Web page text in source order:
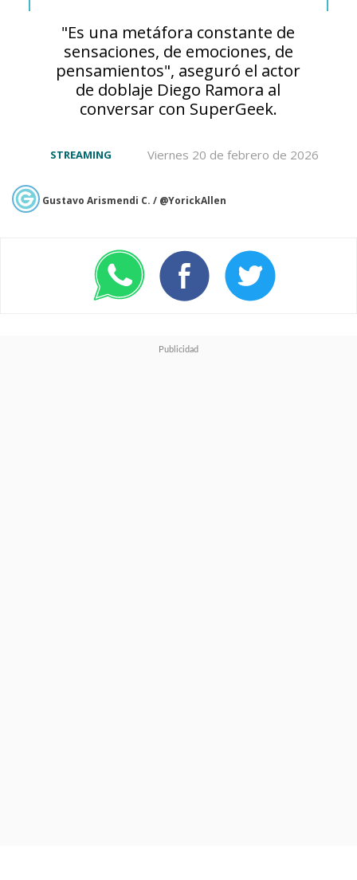
La franquicia también
prepara el estreno de
tener a Horikoshi como
supervisor general y
originales, con una aventura
"Es una metáfora constante de
sensaciones, de emociones, de
pensamientos", aseguró el actor
de doblaje Diego Ramora al
conversar con SuperGeek.
Viernes 20 de febrero de 2026
STREAMING
Gustavo Arismendi C. / @YorickAllen